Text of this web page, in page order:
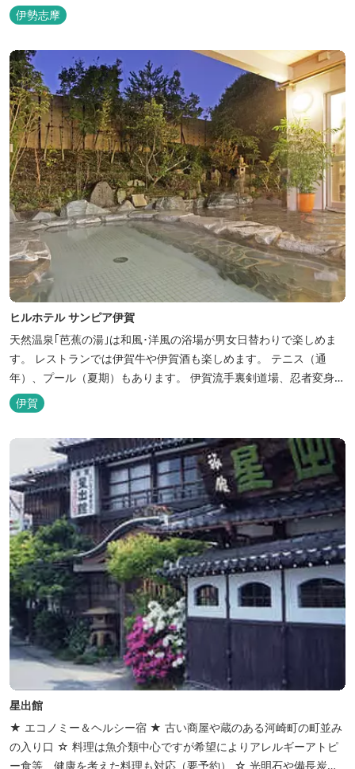
バーベキューはもちろん、 車での乗り入れも可能なため、オートキ
ャンプなどもお楽しみいただけます！ 火災防止のため、バーベキュ
ー･焚火等をする際は、 直火にならないように焚火台･コンロ等を
使...
伊勢志摩
ヒルホテル サンピア伊賀
天然温泉｢芭蕉の湯｣は和風･洋風の浴場が男女日替わりで楽しめま
す。 レストランでは伊賀牛や伊賀酒も楽しめます。 テニス（通
年）、プール（夏期）もあります。 伊賀流手裏剣道場、忍者変身処
を常設しております。 ★ＨＰが新しくなりました！
http://www.hh-sunpia-iga.co.jp ※日替わりランチ、日替わり薬湯
などがタイムリーにチェックできます。
伊賀
星出館
★ エコノミー＆ヘルシー宿 ★ 古い商屋や蔵のある河崎町の町並み
の入り口 ☆ 料理は魚介類中心ですが希望によりアレルギーアトピ
ー食等、健康を考えた料理も対応（要予約） ☆ 光明石や備長炭を